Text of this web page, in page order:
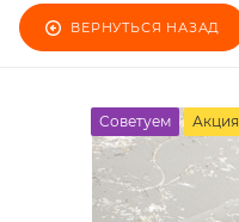
ВЕРНУТЬСЯ НАЗАД
Советуем Акция